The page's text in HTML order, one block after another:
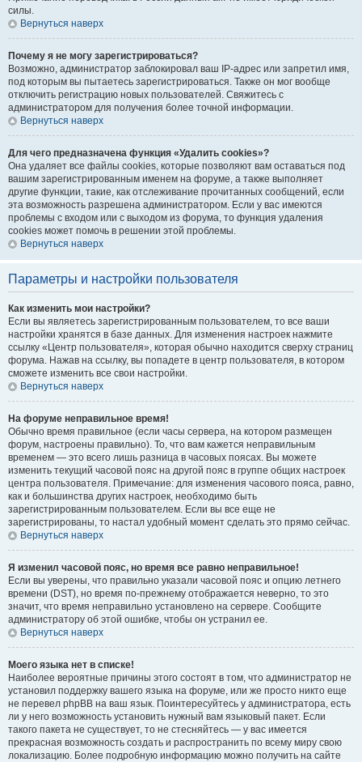
силы.
Вернуться наверх
Почему я не могу зарегистрироваться?
Возможно, администратор заблокировал ваш IP-адрес или запретил имя,
под которым вы пытаетесь зарегистрироваться. Также он мог вообще
отключить регистрацию новых пользователей. Свяжитесь с
администратором для получения более точной информации.
Вернуться наверх
Для чего предназначена функция «Удалить cookies»?
Она удаляет все файлы cookies, которые позволяют вам оставаться под
вашим зарегистрированным именем на форуме, а также выполняет
другие функции, такие, как отслеживание прочитанных сообщений, если
эта возможность разрешена администратором. Если у вас имеются
проблемы с входом или с выходом из форума, то функция удаления
cookies может помочь в решении этой проблемы.
Вернуться наверх
Параметры и настройки пользователя
Как изменить мои настройки?
Если вы являетесь зарегистрированным пользователем, то все ваши
настройки хранятся в базе данных. Для изменения настроек нажмите
ссылку «Центр пользователя», которая обычно находится сверху страниц
форума. Нажав на ссылку, вы попадете в центр пользователя, в котором
сможете изменить все свои настройки.
Вернуться наверх
На форуме неправильное время!
Обычно время правильное (если часы сервера, на котором размещен
форум, настроены правильно). То, что вам кажется неправильным
временем — это всего лишь разница в часовых поясах. Вы можете
изменить текущий часовой пояс на другой пояс в группе общих настроек
центра пользователя. Примечание: для изменения часового пояса, равно,
как и большинства других настроек, необходимо быть
зарегистрированным пользователем. Если вы все еще не
зарегистрированы, то настал удобный момент сделать это прямо сейчас.
Вернуться наверх
Я изменил часовой пояс, но время все равно неправильное!
Если вы уверены, что правильно указали часовой пояс и опцию летнего
времени (DST), но время по-прежнему отображается неверно, то это
значит, что время неправильно установлено на сервере. Сообщите
администратору об этой ошибке, чтобы он устранил ее.
Вернуться наверх
Моего языка нет в списке!
Наиболее вероятные причины этого состоят в том, что администратор не
установил поддержку вашего языка на форуме, или же просто никто еще
не перевел phpBB на ваш язык. Поинтересуйтесь у администратора, есть
ли у него возможность установить нужный вам языковый пакет. Если
такого пакета не существует, то не стесняйтесь — у вас имеется
прекрасная возможность создать и распространить по всему миру свою
локализацию. Более подробную информацию можно получить на сайте